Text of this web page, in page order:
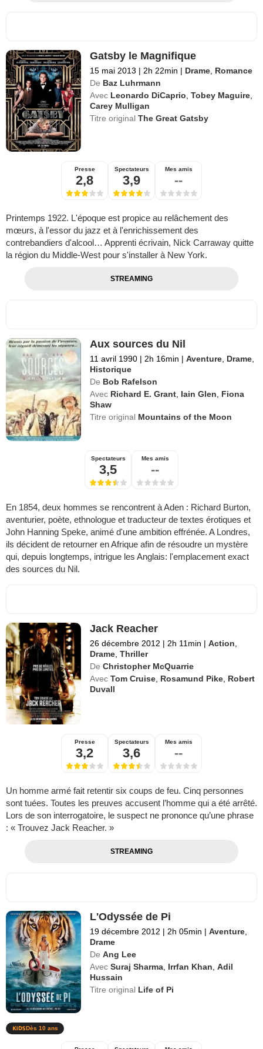
Gatsby le Magnifique
15 mai 2013 | 2h 22min | Drame Romance
De Baz Luhrmann
Avec Leonardo DiCaprio ,Tobey Maguire
Carey Mulligan
Titre originalThe Great Gatsby
Presse
2,8
Spectateurs
3,9
Mes amis
--
Printemps 1922. L'époque est propice au relâchement des
mœurs, à l'essor du jazz et à l'enrichissement des
contrebandiers d'alcool… Apprenti écrivain, Nick Carraway quitte
la région du Middle-West pour s'installer à New York.
STREAMING
Aux sources du Nil
11 avril 1990 | 2h 16min | Aventure, Drame,
Historique
De Bob Rafelson
Avec Richard E. Grant, Iain Glen, Fiona
Shaw
Titre original Mountains of the Moon
Spectateurs
3,5
Mes amis
--
En 1854, deux hommes se rencontrent à Aden : Richard Burton,
aventurier, poète, ethnologue et traducteur de textes érotiques et
John Hanning Speke, animé d'une ambition effrénée. A Londres,
ils décident de retourner en Afrique afin de résoudre un mystère
qui, depuis longtemps, intrigue les Anglais: l'emplacement exact
des sources du Nil.
Jack Reacher
26 décembre 2012 | 2h 11min | Action
Drame ,Thriller
De Christopher McQuarrie
Avec Tom Cruise Rosamund Pike Robert
Duvall
Presse
3,2
Spectateurs
3,6
Mes amis
--
Un homme armé fait retentir six coups de feu. Cinq personnes
sont tuées. Toutes les preuves accusent l’homme qui a été arrêté.
Lors de son interrogatoire, le suspect ne prononce qu’une phrase
: « Trouvez Jack Reacher. »
STREAMING
L'Odyssée de Pi
19 décembre 2012 | 2h 05min | Aventure,
Drame
De Ang Lee
Avec Suraj Sharma, Irrfan Khan,Adil
Hussain
Titre original Life of Pi
Dès 10 ans